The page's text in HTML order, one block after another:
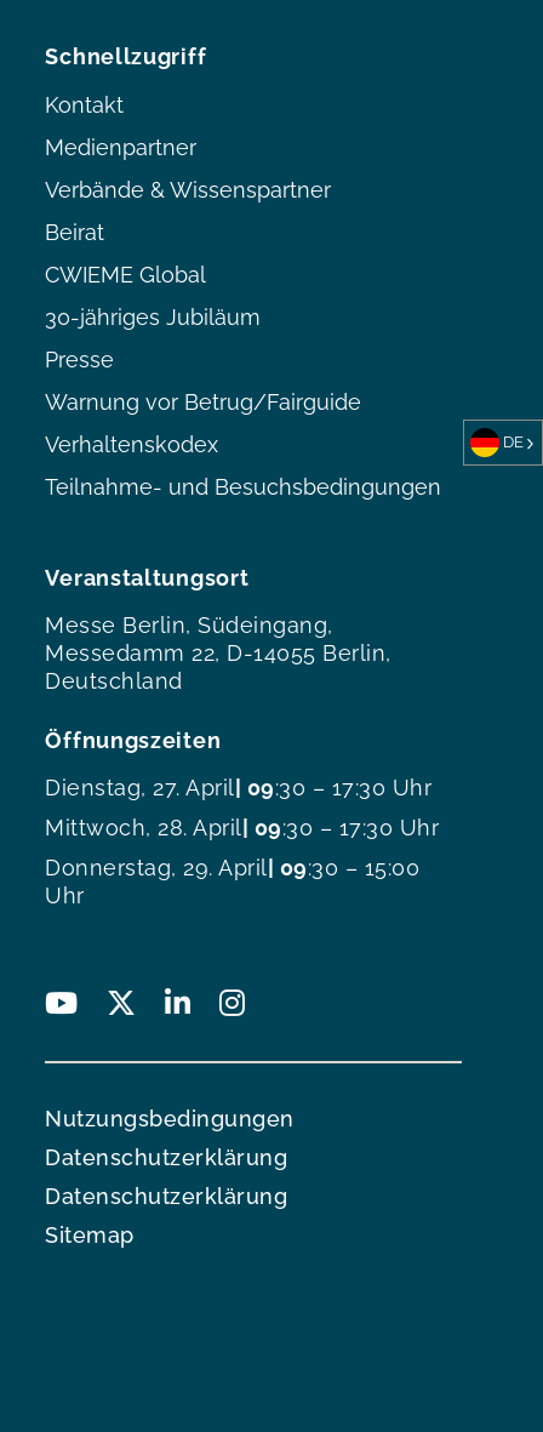
Veranstaltungsort
Messe Berlin, Südeingang,
Messedamm 22, D-14055 Berlin,
Deutschland
Öffnungszeiten
Dienstag, 27. April| 09:30 – 17:30 Uhr
Mittwoch, 28. April| 09:30 – 17:30 Uhr
Donnerstag, 29. April| 09:30 – 15:00
Uhr
Schnellzugriff
Kontakt
Medienpartner
Verbände & Wissenspartner
Beirat
CWIEME Global
30-jähriges Jubiläum
Presse
Warnung vor Betrug/Fairguide
Verhaltenskodex
Teilnahme- und Besuchsbedingungen
Nutzungsbedingungen
Datenschutzerklärung
Datenschutzerklärung
Sitemap
DE